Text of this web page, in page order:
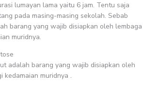
lumayan lama yaitu 6 jam. Tentu saja
pada masing-masing sekolah. Sebab
barang yang wajib disiapkan oleh lembaga
muridnya.
adalah barang yang wajib disiapkan oleh
kedamaian muridnya .